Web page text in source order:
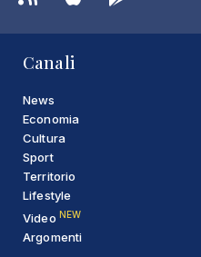
Canali
News
Economia
Cultura
Sport
Territorio
Lifestyle
Video NEW
Argomenti